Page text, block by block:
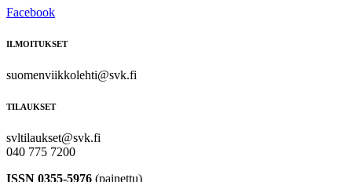
Facebook
ILMOITUKSET
suomenviikkolehti@svk.fi
TILAUKSET
svltilaukset@svk.fi
040 775 7200
ISSN 0355-5976 (painettu)